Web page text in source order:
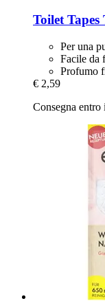
Toilet Tapes
Per una
Facile da
Profumo
€ 2,59
Consegna